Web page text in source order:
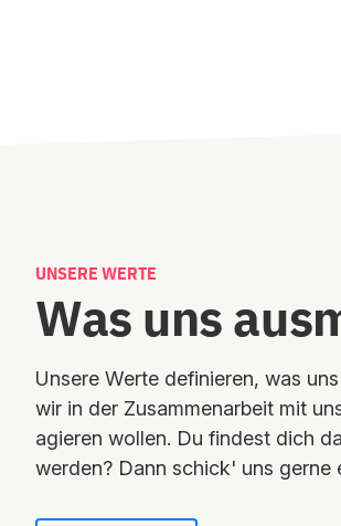
UNSERE WERTE
Was uns
Unsere Werte definieren, was
wir in der Zusammenarbeit mit
agieren wollen. Du findest dich
werden? Dann schick' uns gerne